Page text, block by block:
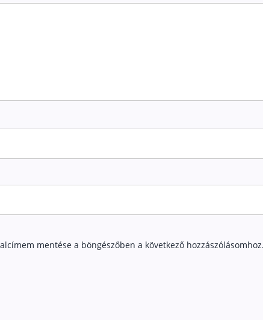
mentése a böngészőben a következő hozzászólásomhoz.